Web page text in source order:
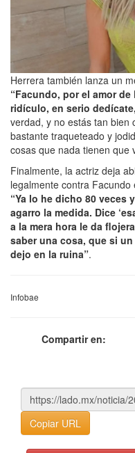
Herrera también lanza un
“Facundo, por el amor
ridículo, en serio
verdad, y no estás tan bien
bastante traqueteado y
cosas que nada tienen que
Finalmente, la actriz deja
legalmente contra
“Ya lo he dicho 80 veces
agarro la medida. Dice
a la mera hora le da
saber una cosa, que si
dejo en la ruina”.
Infobae
Compartir en:
Copiar URL